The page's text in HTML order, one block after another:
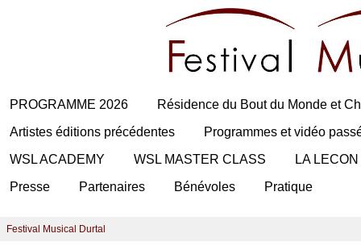
PROGRAMME 2026
Résidence du Bout du Monde et
Artistes éditions précédentes
Programmes et vidéo
WSL ACADEMY
WSL MASTER CLASS
LA
Presse
Partenaires Bénévoles Pratique
Festival Musical Durtal